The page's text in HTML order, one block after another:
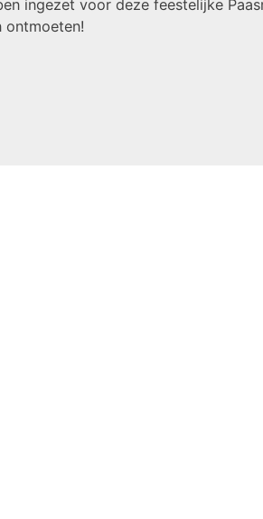
ingezet voor deze feestelijke
ontmoeten!